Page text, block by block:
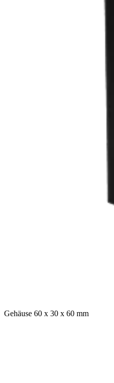
Gehäuse 60 x 30 x 60 mm